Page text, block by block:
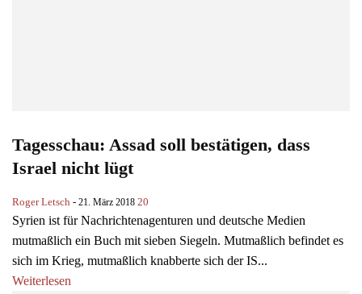
Tagesschau: Assad soll bestätigen, dass
Israel nicht lügt
Roger Letsch - 21. März 2018 20
Syrien ist für Nachrichtenagenturen und deutsche Medien
mutmaßlich ein Buch mit sieben Siegeln. Mutmaßlich befindet es
sich im Krieg, mutmaßlich knabberte sich der IS...
Weiterlesen